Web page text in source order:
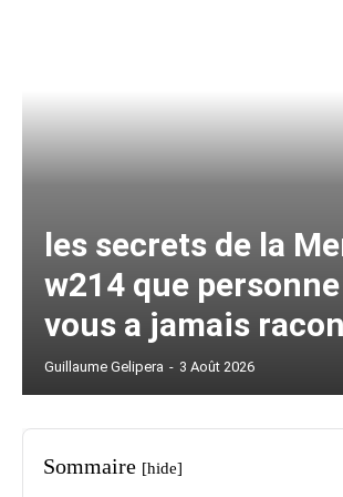
les secrets de la
w214 que
vous a jamais
Guillaume Gelipera - 3 Août 2026
Sommaire [hide]